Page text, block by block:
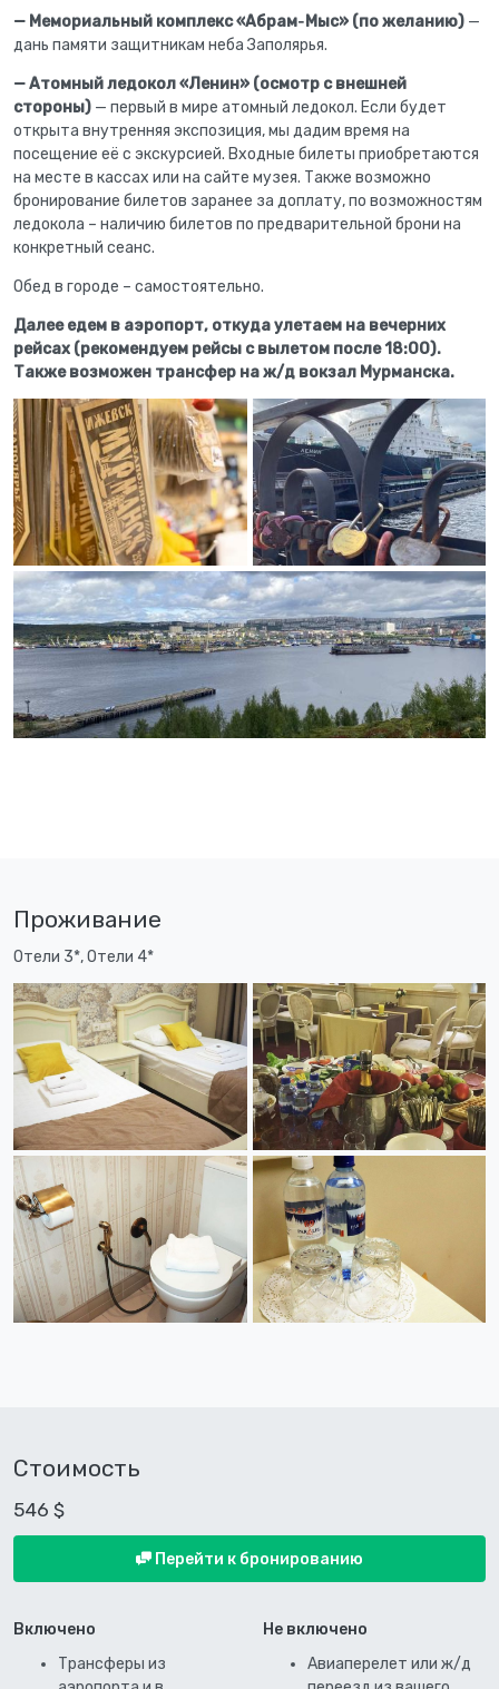
— Мемориальный комплекс «Абрам‑Мыс» (по желанию) —
дань памяти защитникам неба Заполярья.
— Атомный ледокол «Ленин» (осмотр с внешней
стороны) — первый в мире атомный ледокол. Если будет
открыта внутренняя экспозиция, мы дадим время на
посещение её с экскурсией. Входные билеты приобретаются
на месте в кассах или на сайте музея. Также возможно
бронирование билетов заранее за доплату, по возможностям
ледокола – наличию билетов по предварительной брони на
конкретный сеанс.
Обед в городе – самостоятельно.
Далее едем в аэропорт, откуда улетаем на вечерних
рейсах (рекомендуем рейсы с вылетом после 18:00).
Также возможен трансфер на ж/д вокзал Мурманска.
Проживание
Отели 3*, Отели 4*
Стоимость
546 $
Перейти к бронированию
Включено
Трансферы из
Не включено
Авиаперелет или ж/д